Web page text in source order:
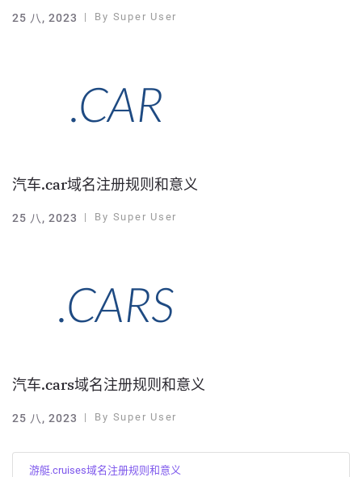
25 八, 2023 By Super User
汽车.car域名注册规则和意义
25 八, 2023 By Super User
汽车.cars域名注册规则和意义
25 八, 2023 By Super User
游艇.cruises域名注册规则和意义